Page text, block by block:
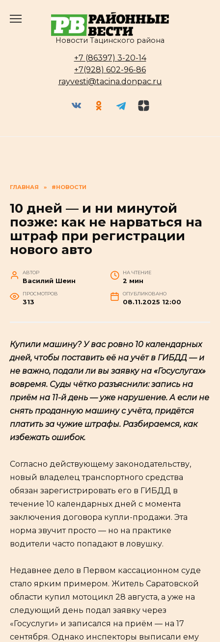
Новости Тацинского района
+7 (86397) 3-20-14
+7(928) 602-96-86
rayvesti@tacina.donpac.ru
ГЛАВНАЯ » #НОВОСТИ
10 дней — и ни минутой
позже: как не нарваться на
штраф при регистрации
нового авто
АВТОР
Василий Шеин
НА ЧТЕНИЕ
2 мин
ПРОСМОТРОВ
313
ОПУБЛИКОВАНО
08.11.2025 12:00
Купили машину? У вас ровно 10 календарных
дней, чтобы поставить её на учёт в ГИБДД — и
не важно, подали ли вы заявку на «Госуслугах»
вовремя. Суды чётко разъяснили: запись на
приём на 11-й день — уже нарушение. А если не
снять проданную машину с учёта, придётся
платить за чужие штрафы. Разбираемся, как
избежать ошибок.
Согласно действующему законодательству,
новый владелец транспортного средства
обязан зарегистрировать его в ГИБДД в
течение 10 календарных дней с момента
заключения договора купли-продажи. Эта
норма звучит просто — но на практике
водители часто попадают в ловушку.
Недавнее дело в Первом кассационном суде
стало ярким примером. Житель Саратовской
области купил мотоцикл 28 августа, а уже на
следующий день подал заявку через
«Госуслуги» и записался на приём — на 17
сентября. Однако инспекторы выписали ему